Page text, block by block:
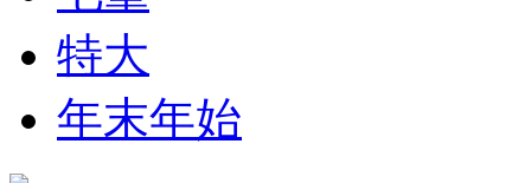
特大
年末年始